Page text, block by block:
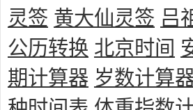
灵签 黄大仙灵签 吕
公历转换 北京时间
期计算器 岁数计算